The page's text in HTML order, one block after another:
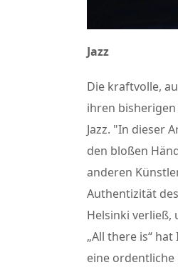
Jazz
Die kraftvolle,
ihren bisherigen
Jazz. "In dieser
den bloßen
anderen
Authentizität
Helsinki verließ,
„All there is“
eine